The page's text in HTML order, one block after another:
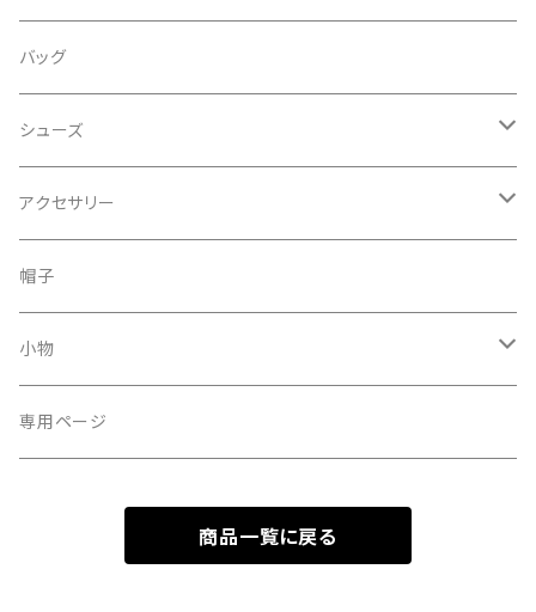
ブラウス
カットソー
セーター
その他
スウェット、パーカー
ジレ
ブルゾン
パンツ
スカート
レギンス
ワンピース
オールインワン
ドレス
バッグ
シューズ
サンダル
パンプス
スニーカー
ブーツ
アクセサリー
ピアス
ネックレス
リング
ヘアアクセサリー
帽子
小物
サングラス
専用ページ
商品一覧に戻る